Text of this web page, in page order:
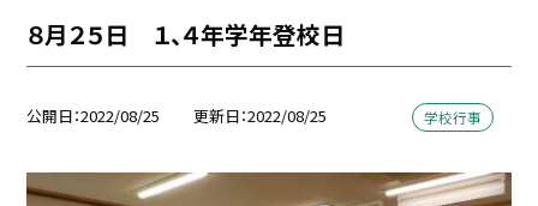
８月２５日 １、４年学年登校日
公開日 2022/08/25 更新日 2022/08/25 学校行事